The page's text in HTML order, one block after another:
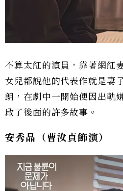
不算太紅的演員，靠著網紅
女兒都說他的代表作就是妻
朗，在劇中一開始便因出軌
啟了後面的許多故事。
安秀晶（曹汝貞飾演）